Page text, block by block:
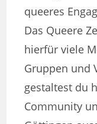
queeres
Das Queere
hierfür viele
Gruppen und
gestaltest du
Community